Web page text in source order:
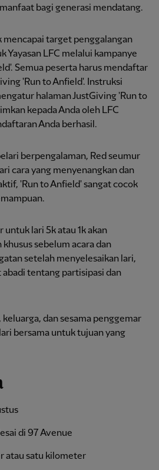
bagi generasi mendatang.
mencapai target penggalangan
Yayasan LFC melalui kampanye
Semua peserta harus mendaftar
'Run to Anfield'. Instruksi
halaman JustGiving 'Run to
kepada Anda oleh LFC
Anda berhasil.
berpengalaman, Red seumur
cara yang menyenangkan dan
'Run to Anfield' sangat cocok
lari 5k atau 1k akan
sebelum acara dan
setelah menyelesaikan lari,
tentang partisipasi dan
dan sesama penggemar
bersama untuk tujuan yang
di 97 Avenue
atau satu kilometer